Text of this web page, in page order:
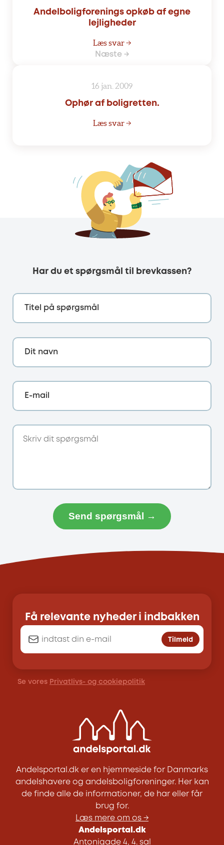
Andelboligforenings opkøb af egne
lejligheder
Læs svar →
Næste →
16 jan. 2009
Ophør af boligretten.
Læs svar →
Har du et spørgsmål til brevkassen?
Titel på spørgsmål
Dit navn
E-mail
Send spørgsmål →
Få relevante nyheder i indbakken
Tilmeld
Se vores Privatlivs- og cookiepolitik
Andelsportal.dk er en hjemmeside for Danmarks
andelshavere og andelsboligforeninger. Her kan
de finde alle de informationer, de har eller får
brug for.
Læs mere om os →
Andelsportal.dk
Antonigade 4, 4. sal